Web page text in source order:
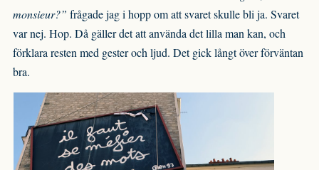
monsieur?” frågade jag i hopp om att svaret skulle bli ja. Svaret
var nej. Hop. Då gäller det att använda det lilla man kan, och
förklara resten med gester och ljud. Det gick långt över förväntan
bra.